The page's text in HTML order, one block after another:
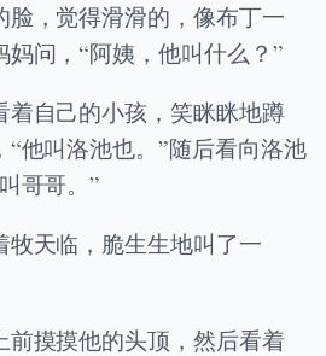
，觉得滑滑的，像布丁一
问，“阿姨，他叫什么？”
着自己的小孩，笑眯眯地蹲
他叫洛池也。”随后看向洛池
哥哥。”
牧天临，脆生生地叫了一
摸摸他的头顶，然后看着